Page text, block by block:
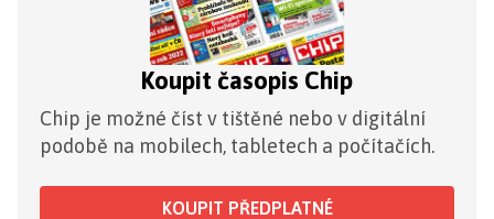
Koupit časopis Chip
Chip je možné číst v tištěné nebo v digitální
podobě na mobilech, tabletech a počítačích.
KOUPIT PŘEDPLATNÉ